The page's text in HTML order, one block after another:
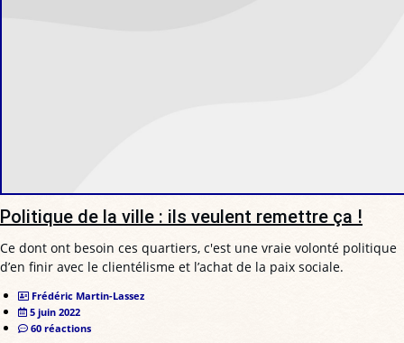
Politique de la ville : ils veulent remettre ça !
Ce dont ont besoin ces quartiers, c'est une vraie volonté politique
d’en finir avec le clientélisme et l’achat de la paix sociale.
Frédéric Martin-Lassez
5 juin 2022
60 réactions